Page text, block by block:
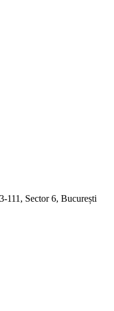
111, Sector 6, București